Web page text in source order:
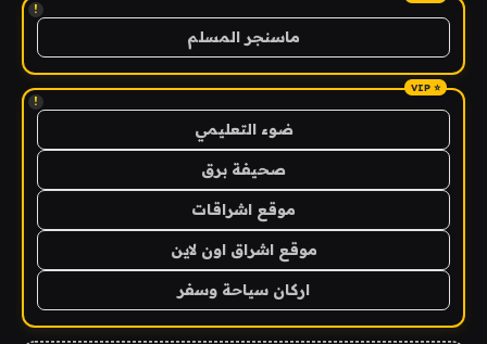
!
ماسنجر المسلم
!
ضوء التعليمي
صحيفة برق
موقع اشراقات
موقع اشراق اون لاين
اركان سياحة وسفر